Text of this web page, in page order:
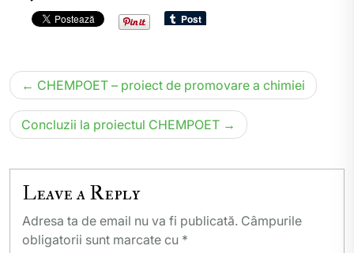
Navigare
în
articole
CHEMPOET – proiect de promovare a chimiei
Concluzii la proiectul CHEMPOET
Leave a Reply
Adresa ta de email nu va fi publicată. Câmpurile
obligatorii sunt marcate cu *